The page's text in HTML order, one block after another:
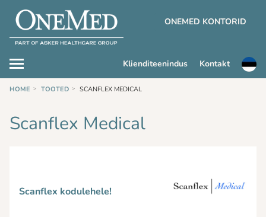
Klienditeenindus Kontakt
ONEMED KONTORID
HOME TOOTED SCANFLEX MEDICAL
Scanflex Medical
Scanflex kodulehele!